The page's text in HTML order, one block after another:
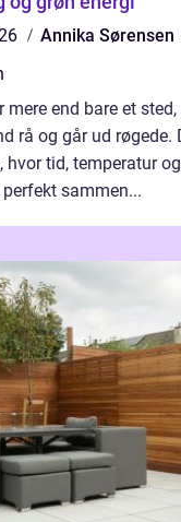
Annika Sørensen
mere end bare et
rå og går ud røgede.
tid, temperatur
sammen...